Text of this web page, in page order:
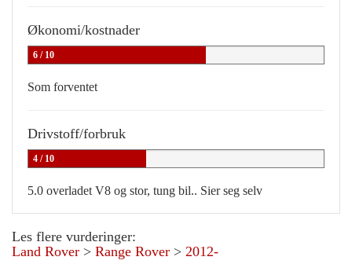
Økonomi/kostnader
6 / 10
Som forventet
Drivstoff/forbruk
4 / 10
5.0 overladet V8 og stor, tung bil.. Sier seg selv
Les flere vurderinger:
Land Rover > Range Rover > 2012-